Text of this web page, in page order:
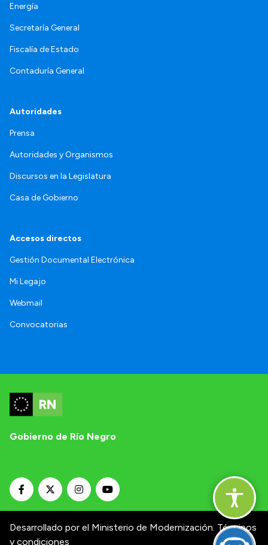
Energía
Secretaría General
Fiscalía de Estado
Contaduría General
Autoridades
Prensa
Autoridades y Organismos
Discursos en la Legislatura
Casa de Gobierno
Accesos directos
Gestión Documental Electrónica
Mi Legajo
Webmail
Convocatorias
Gobierno de Río Negro
Desarrollado por el Ministerio de Modernización. Términos
y condiciones